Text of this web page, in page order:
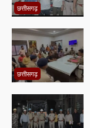
छत्तीसगढ़
छत्तीसगढ़